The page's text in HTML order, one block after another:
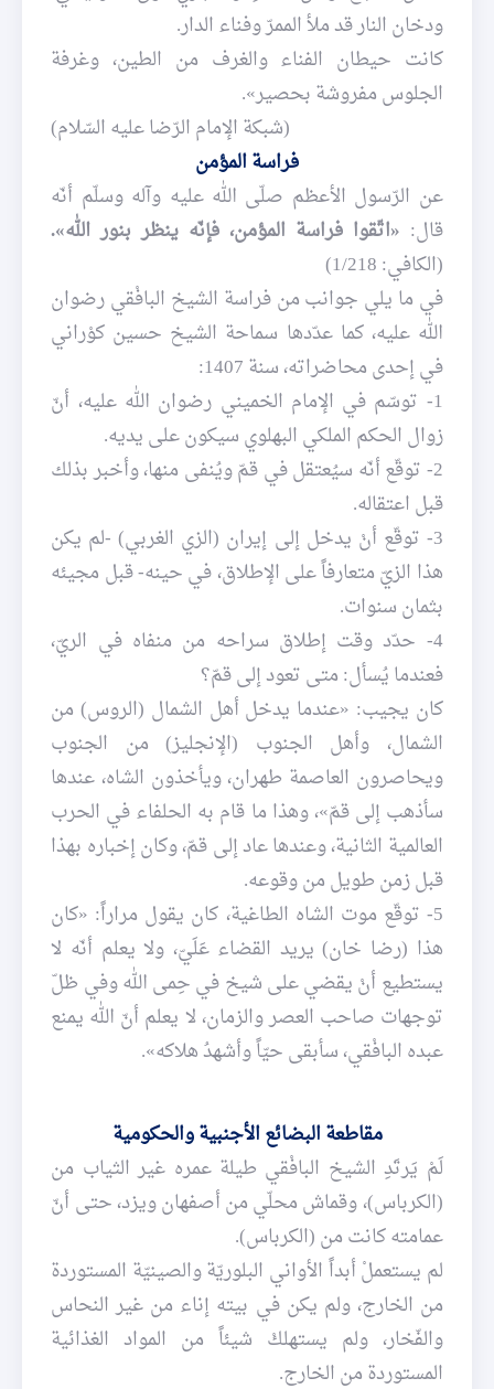
ودخان النار قد ملأ الممرّ وفناء الدار.
كانت حيطان الفناء والغرف من الطين، وغرفة
الجلوس مفروشة بحصير».
(شبكة الإمام الرّضا عليه السّلام)
فراسة المؤمن
عن الرّسول الأعظم صلّى الله عليه وآله وسلّم أنّه
قال: «اتّقوا فراسة المؤمن، فإنّه ينظر بنور الله».
(الكافي: 1/218)
في ما يلي جوانب من فراسة الشيخ البافْقي رضوان
الله عليه، كما عدّدها سماحة الشيخ حسين كوْراني
في إحدى محاضراته، سنة 1407:
1- توسّم في الإمام الخميني رضوان الله عليه، أنّ
زوال الحكم الملكي البهلوي سيكون على يديه.
2- توقّع أنّه سيُعتقل في قمّ ويُنفى منها، وأخبر بذلك
قبل اعتقاله.
3- توقّع أنْ يدخل إلى إيران (الزي الغربي) -لم يكن
هذا الزيّ متعارفاً على الإطلاق، في حينه- قبل مجيئه
بثمان سنوات.
4- حدّد وقت إطلاق سراحه من منفاه في الريّ،
فعندما يُسأل: متى تعود إلى قمّ؟
كان يجيب: «عندما يدخل أهل الشمال (الروس) من
الشمال، وأهل الجنوب (الإنجليز) من الجنوب
ويحاصرون العاصمة طهران، ويأخذون الشاه، عندها
سأذهب إلى قمّ»، وهذا ما قام به الحلفاء في الحرب
العالمية الثانية، وعندها عاد إلى قمّ، وكان إخباره بهذا
قبل زمن طويل من وقوعه.
5- توقّع موت الشاه الطاغية، كان يقول مراراً: «كان
هذا (رضا خان) يريد القضاء عَلَيّ، ولا يعلم أنّه لا
يستطيع أنْ يقضي على شيخ في حِمى الله وفي ظلّ
توجهات صاحب العصر والزمان، لا يعلم أنّ الله يمنع
عبده البافْقي، سأبقى حيّاً وأشهدُ هلاكه».
مقاطعة البضائع الأجنبية والحكومية
لَمْ يَرتَدِ الشيخ البافْقي طيلة عمره غير الثياب من
(الكرباس)، وقماش محلّي من أصفهان ويزد، حتى أنّ
عمامته كانت من (الكرباس).
لم يستعملْ أبداً الأواني البلوريّة والصينيّة المستوردة
من الخارج، ولم يكن في بيته إناء من غير النحاس
والفّخار، ولم يستهلكْ شيئاً من المواد الغذائية
المستوردة من الخارج.